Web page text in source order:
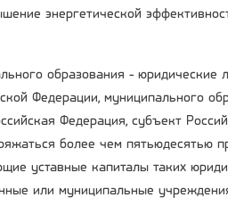
энергетической
образования - юридические
Федерации, муниципального
Федерация, субъект
более чем пятьюдесятью
уставные капиталы таких
или муниципальные